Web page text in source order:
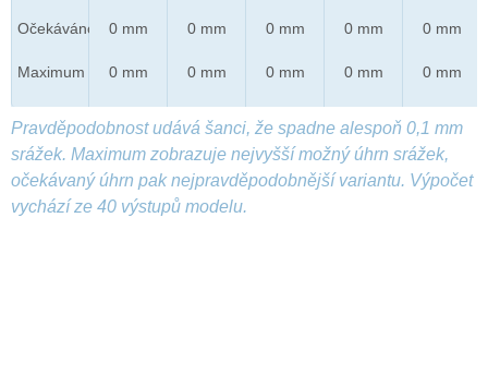
Očekáváno
Maximum
0 mm
0 mm
0 mm
0 mm
0 mm
0 mm
0 mm
0 mm
0 mm
0 mm
Pravděpodobnost udává šanci, že spadne alespoň 0,1 mm
srážek. Maximum zobrazuje nejvyšší možný úhrn srážek,
očekávaný úhrn pak nejpravděpodobnější variantu. Výpočet
vychází ze 40 výstupů modelu.